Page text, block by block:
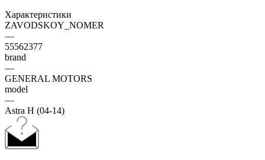
Характеристики
ZAVODSKOY_NOMER
—
55562377
brand
—
GENERAL MOTORS
model
—
Astra H (04-14)